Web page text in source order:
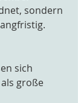
sondern
sich
große